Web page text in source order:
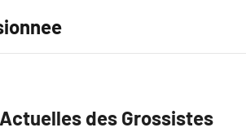
des Grossistes